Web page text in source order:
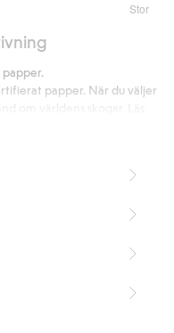
Stor
papper. När du väljer